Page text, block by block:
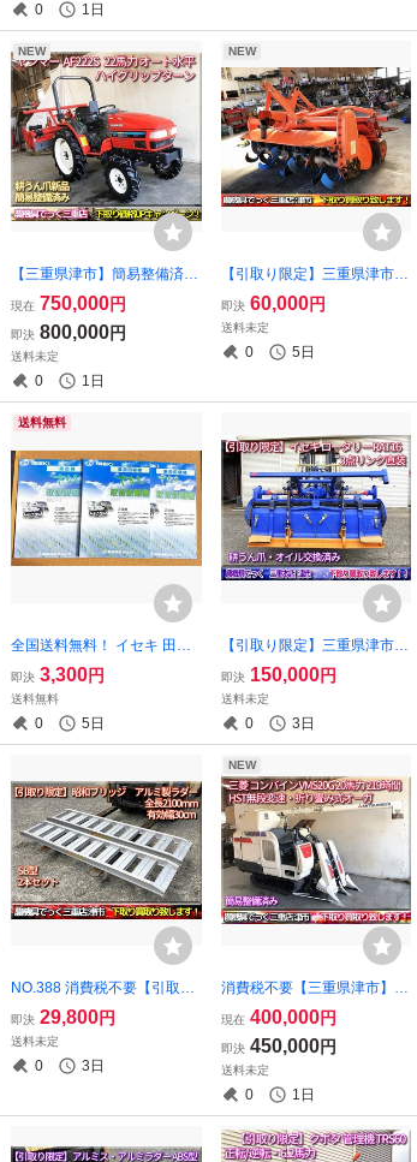
0 1日
NEW
【三重県津市】簡易整備済み
ヤンマー トラクター AF222S
自動水平 ハイグリップター
ン 22馬力 爪新品
現在 750,000円
即決 800,000円
送料未定
0 1日
NEW
【引取り限定】三重県津市白
山 クボタ ロータリー RL135
2 鋤柄農機 汎用平高畦マルチ
PHM-V-15 畝 成形
即決 60,000円
送料未定
0 5日
送料無料
全国送料無料！ イセキ 田植
機 PPZ4 本体・施肥機・Zロ
ータ 取扱説明書 各1冊
即決 3,300円
送料無料
0 5日
【引取り限定】三重県津市
イセキ ロータリー RAT16 爪
新品 オイル交換済み
即決 150,000円
送料未定
0 3日
NO.388 消費税不要【引取り
限定】三重県津市 昭和ブリ
ッジ アルミブリッジ SB 全長
2100mm 積載荷重1500kg/組
ラダー 2.1ｍ 210cm
即決 29,800円
送料未定
0 3日
NEW
消費税不要【三重県津市】簡
易整備済み 三菱 2条刈り コ
ンバイン VMS20 G HST無段
変速 20馬力 折り畳み式オー
ガ 219時間
現在 400,000円
即決 450,000円
送料未定
0 1日